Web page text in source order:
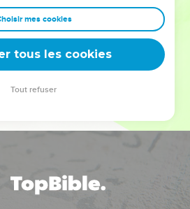
de sagesse afin que leurs erreurs
Que vous guidiez un ministère, une
une famille, leur expérience est faite
mes cookies
tous les cookies
Tout refuser